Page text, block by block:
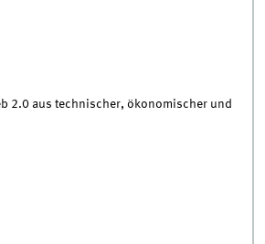
2.0 aus technischer, ökonomischer und